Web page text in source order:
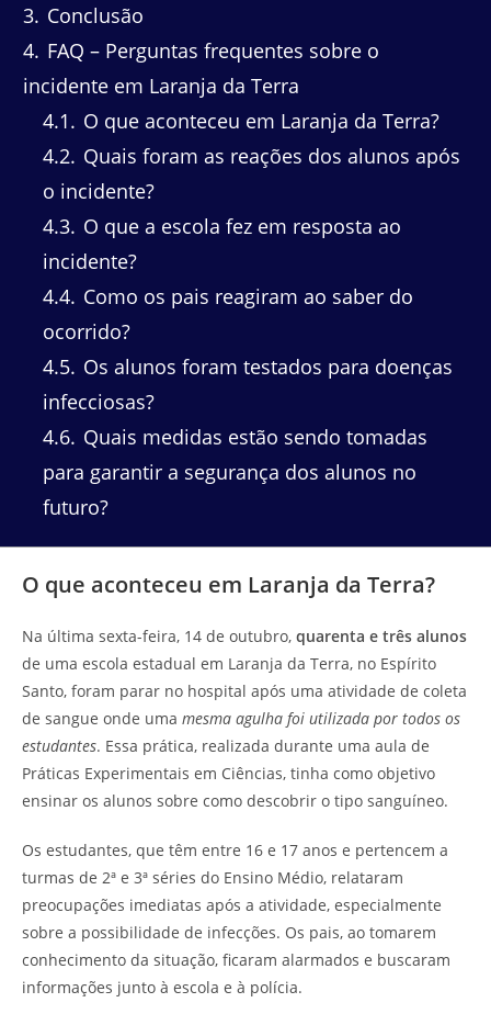
3 Conclusão
4 FAQ – Perguntas frequentes sobre o
incidente em Laranja da Terra
4.1
O que aconteceu em Laranja da Terra?
4.2 Quais foram as reações dos alunos após
o incidente?
4.3 O que a escola fez em resposta ao
incidente?
4.4 Como os pais reagiram ao saber do
ocorrido?
4.5 Os alunos foram testados para doenças
infecciosas?
4.6 Quais medidas estão sendo tomadas
para garantir a segurança dos alunos no
futuro?
O que aconteceu em Laranja da Terra?
Na última sexta-feira, 14 de outubro, quarenta e três alunos
de uma escola estadual em Laranja da Terra, no Espírito
Santo, foram parar no hospital após uma atividade de coleta
de sangue onde uma mesma agulha foi utilizada por todos os
estudantes. Essa prática, realizada durante uma aula de
Práticas Experimentais em Ciências, tinha como objetivo
ensinar os alunos sobre como descobrir o tipo sanguíneo.
Os estudantes, que têm entre 16 e 17 anos e pertencem a
turmas de 2ª e 3ª séries do Ensino Médio, relataram
preocupações imediatas após a atividade, especialmente
sobre a possibilidade de infecções. Os pais, ao tomarem
conhecimento da situação, ficaram alarmados e buscaram
informações junto à escola e à polícia.